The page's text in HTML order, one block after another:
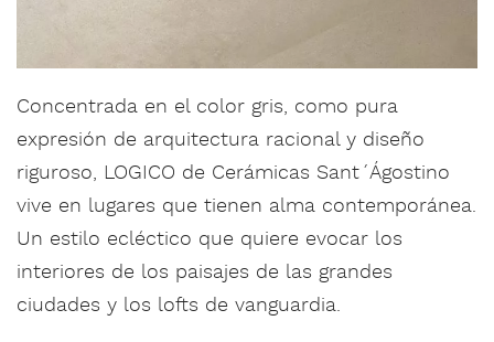
‎Concentrada en el color gris, como pura
expresión de arquitectura racional y diseño
riguroso,‎ LOGICO de Cerámicas Sant´Ágostino
vive en lugares que tienen alma contemporánea.
Un estilo ecléctico que quiere evocar los
interiores de los paisajes de las grandes
ciudades y los lofts de vanguardia.